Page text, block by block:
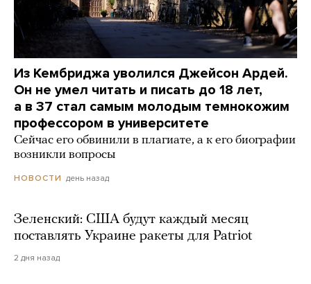
Из Кембриджа уволился Джейсон Ардей.
Он не умел читать и писать до 18 лет,
а в 37 стал самым молодым темнокожим
профессором в университете
Сейчас его обвинили в плагиате, а к его биографии
возникли вопросы
НОВОСТИ день назад
Зеленский: США будут каждый месяц
поставлять Украине ракеты для Patriot
2 дня назад